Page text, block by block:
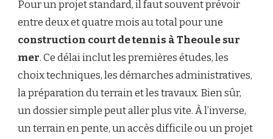
Pour un projet standard, il faut souvent prévoir
entre deux et quatre mois au total pour une
construction court de tennis à Theoule sur
mer. Ce délai inclut les premières études, les
choix techniques, les démarches administratives,
la préparation du terrain et les travaux. Bien sûr,
un dossier simple peut aller plus vite. À l’inverse,
un terrain en pente, un accès difficile ou un projet